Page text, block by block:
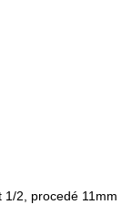
2, procedé 11mm